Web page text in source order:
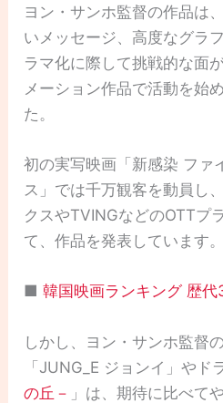
ヨン・サンホ監督の作品は
いメッセージ、高度なグラ
ラマ化に際して挑戦的な面
メーション作品で活動を始
た。
初の実写映画「新感染 ファ
ス」では千万観客を動員し
クスやTVINGなどのOTTプ
て、作品を発表しています。
■韓国映画ランキング 歴
しかし、ヨン・サンホ監督
「JUNG_E ジョンイ」やド
の丘－ 」は、期待に比べて